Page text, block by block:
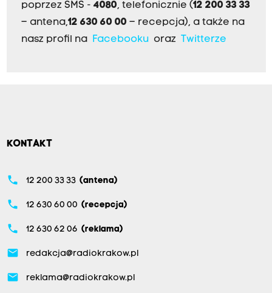
poprzez SMS - 4080, telefonicznie (12 200 33 33
– antena,12 630 60 00 – recepcja), a także na
nasz profil na Facebookuoraz Twitterze
KONTAKT
phone 12 200 33 33 (antena)
phone 12 630 60 00 (recepcja)
phone 12 630 62 06 (reklama)
email redakcja@radiokrakow.pl
email reklama@radiokrakow.pl